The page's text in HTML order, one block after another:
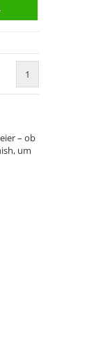
1
– ob
um